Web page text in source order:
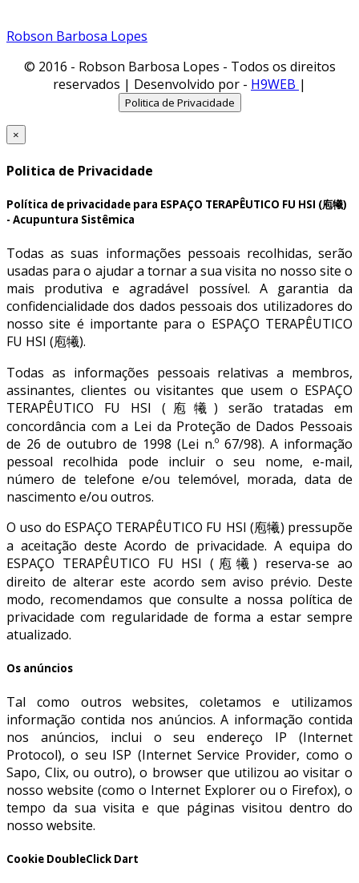
Robson Barbosa Lopes
© 2016 - Robson Barbosa Lopes - Todos os direitos
reservados | Desenvolvido por - H9WEB |
Politica de Privacidade
×
Politica de Privacidade
Política de privacidade para ESPAÇO TERAPÊUTICO FU HSI (庖犧)
- Acupuntura Sistêmica
Todas as suas informações pessoais recolhidas, serão
usadas para o ajudar a tornar a sua visita no nosso site o
mais produtiva e agradável possível. A garantia da
confidencialidade dos dados pessoais dos utilizadores do
nosso site é importante para o ESPAÇO TERAPÊUTICO
FU HSI (庖犧).
Todas as informações pessoais relativas a membros,
assinantes, clientes ou visitantes que usem o ESPAÇO
TERAPÊUTICO FU HSI (庖犧) serão tratadas em
concordância com a Lei da Proteção de Dados Pessoais
de 26 de outubro de 1998 (Lei n.º 67/98). A informação
pessoal recolhida pode incluir o seu nome, e-mail,
número de telefone e/ou telemóvel, morada, data de
nascimento e/ou outros.
O uso do ESPAÇO TERAPÊUTICO FU HSI (庖犧) pressupõe
a aceitação deste Acordo de privacidade. A equipa do
ESPAÇO TERAPÊUTICO FU HSI (庖犧) reserva-se ao
direito de alterar este acordo sem aviso prévio. Deste
modo, recomendamos que consulte a nossa política de
privacidade com regularidade de forma a estar sempre
atualizado.
Os anúncios
Tal como outros websites, coletamos e utilizamos
informação contida nos anúncios. A informação contida
nos anúncios, inclui o seu endereço IP (Internet
Protocol), o seu ISP (Internet Service Provider, como o
Sapo, Clix, ou outro), o browser que utilizou ao visitar o
nosso website (como o Internet Explorer ou o Firefox), o
tempo da sua visita e que páginas visitou dentro do
nosso website.
Cookie DoubleClick Dart